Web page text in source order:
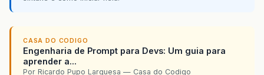
CASA DO CODIGO
Engenharia de Prompt para Devs: Um guia para
aprender a...
Por Ricardo Pupo Larguesa — Casa do Codigo